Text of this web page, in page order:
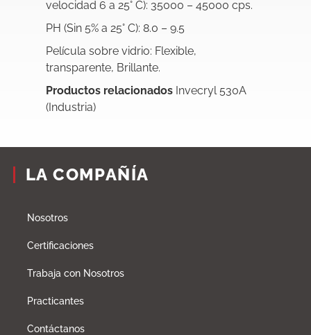
velocidad 6 a 25° C): 35000 – 45000 cps.
PH (Sin 5% a 25° C): 8.0 – 9.5
Película sobre vidrio: Flexible,
transparente, Brillante.
Productos relacionados Invecryl 530A
(Industria)
LA COMPAÑÍA
Nosotros
Certificaciones
Trabaja con Nosotros
Practicantes
Contáctanos